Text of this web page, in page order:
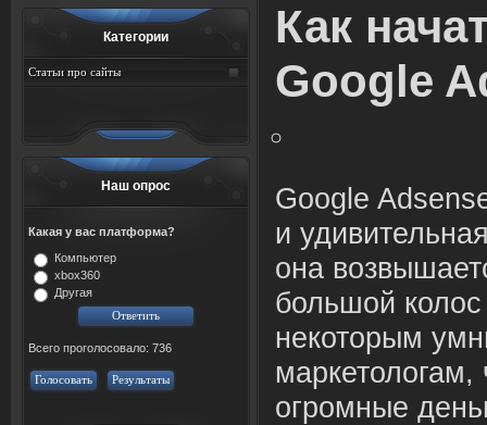
Категории
Статьи про сайты
Наш опрос
Какая у вас платформа?
Компьютер
xbox360
Другая
Всего проголосовало: 736
Голосовать Результаты
Как
Google
Google
и
она
большой
некоторым
маркетологам,
огромные